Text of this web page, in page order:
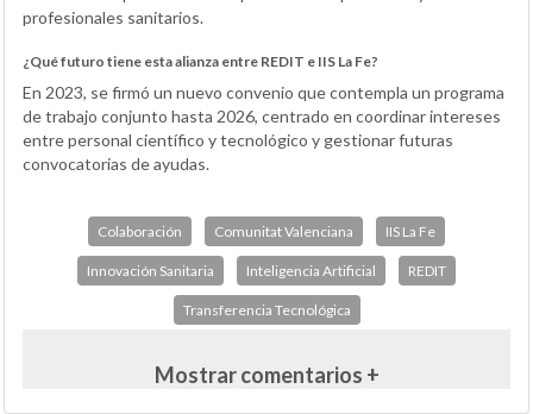
profesionales sanitarios.
¿Qué futuro tiene esta alianza entre REDIT e IIS La Fe?
En 2023, se firmó un nuevo convenio que contempla un programa
de trabajo conjunto hasta 2026, centrado en coordinar intereses
entre personal científico y tecnológico y gestionar futuras
convocatorias de ayudas.
Colaboración Comunitat Valenciana IIS La Fe
Innovación Sanitaria Inteligencia Artificial REDIT
Transferencia Tecnológica
Mostrar comentarios +